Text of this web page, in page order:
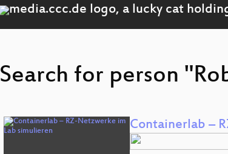
Search for person
Containerlab –